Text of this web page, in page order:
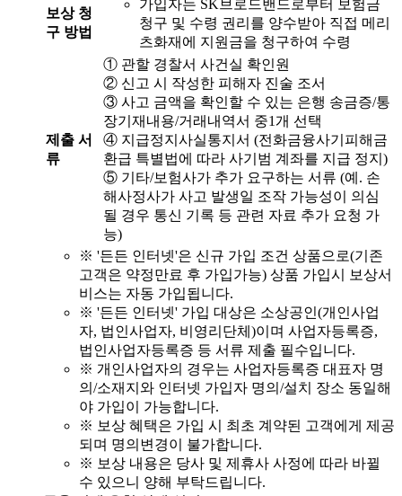
보상 청
구 방법
가입자는 SK브로드밴드로부터 보험금
청구 및 수령 권리를 양수받아 직접 메리
츠화재에 지원금을 청구하여 수령
제출 서
류
① 관할 경찰서 사건실 확인원
② 신고 시 작성한 피해자 진술 조서
③ 사고 금액을 확인할 수 있는 은행 송금증/통
장기재내용/거래내역서 중1개 선택
④ 지급정지사실통지서 (전화금융사기피해금
환급 특별법에 따라 사기범 계좌를 지급 정지)
⑤ 기타/보험사가 추가 요구하는 서류 (예. 손
해사정사가 사고 발생일 조작 가능성이 의심
될 경우 통신 기록 등 관련 자료 추가 요청 가
능)
※ '든든 인터넷'은 신규 가입 조건 상품으로(기존
고객은 약정만료 후 가입가능) 상품 가입시 보상서
비스는 자동 가입됩니다.
※ '든든 인터넷' 가입 대상은 소상공인(개인사업
자, 법인사업자, 비영리단체)이며 사업자등록증,
법인사업자등록증 등 서류 제출 필수입니다.
※ 개인사업자의 경우는 사업자등록증 대표자 명
의/소재지와 인터넷 가입자 명의/설치 장소 동일해
야 가입이 가능합니다.
※ 보상 혜택은 가입 시 최초 계약된 고객에게 제공
되며 명의변경이 불가합니다.
※ 보상 내용은 당사 및 제휴사 사정에 따라 바뀔
수 있으니 양해 부탁드립니다.